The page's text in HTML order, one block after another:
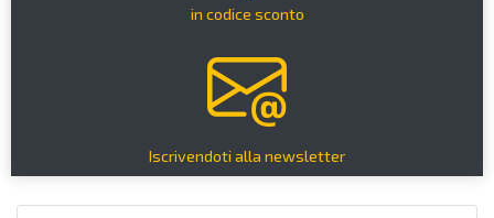
in codice sconto
Iscrivendoti alla newsletter